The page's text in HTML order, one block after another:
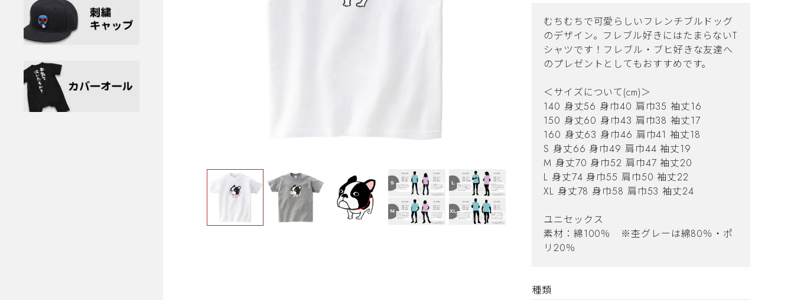
むちむちで可愛らしいフレンチブルドッグ
のデザイン。フレブル好きにはたまらないT
シャツです！フレブル・ブヒ好きな友達へ
のプレゼントとしてもおすすめです。
＜サイズについて(cm)＞
140 身丈56 身巾40 肩巾35 袖丈16
150 身丈60 身巾43 肩巾38 袖丈17
160 身丈63 身巾46 肩巾41 袖丈18
S 身丈66 身巾49 肩巾44 袖丈19
M 身丈70 身巾52 肩巾47 袖丈20
L 身丈74 身巾55 肩巾50 袖丈22
XL 身丈78 身巾58 肩巾53 袖丈24
ユニセックス
素材：綿100％ ※杢グレーは綿80％・ポ
リ20％
種類